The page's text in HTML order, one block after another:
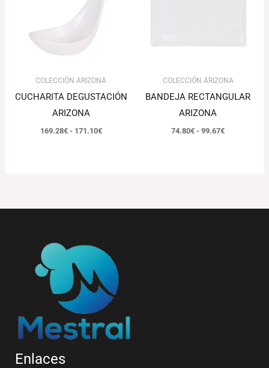
COLECCIÓN ARIZONA
CUCHARITA DEGUSTACIÓN
ARIZONA
169.28€ - 171.10€
COLECCIÓN ARIZONA
BANDEJA RECTANGULAR
ARIZONA
74.80€ - 99.67€
Enlaces